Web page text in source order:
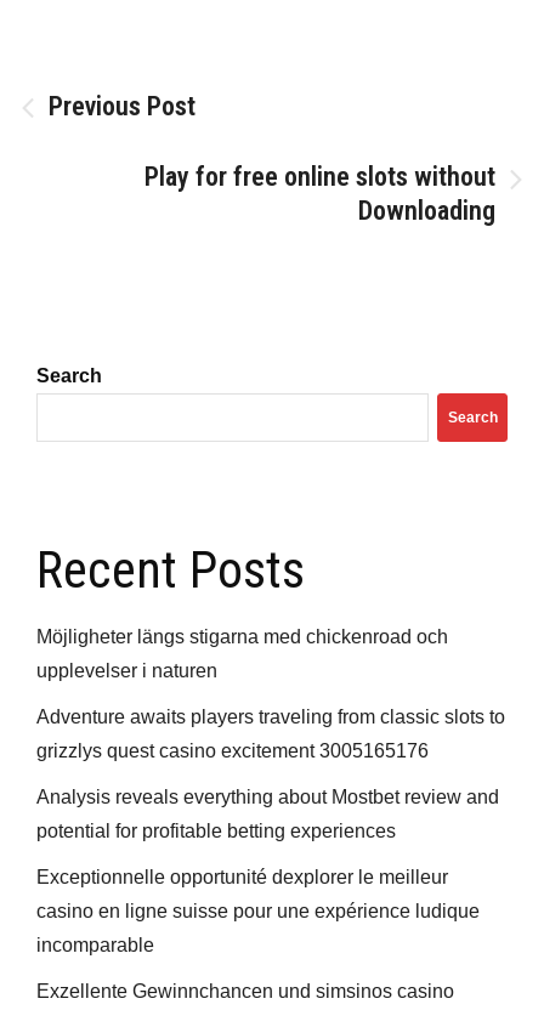
Post
navigation
Previous Post
Play for free online slots without
Downloading
Search
Search
Recent Posts
Möjligheter längs stigarna med chickenroad och
upplevelser i naturen
Adventure awaits players traveling from classic slots to
grizzlys quest casino excitement 3005165176
Analysis reveals everything about Mostbet review and
potential for profitable betting experiences
Exceptionnelle opportunité dexplorer le meilleur
casino en ligne suisse pour une expérience ludique
incomparable
Exzellente Gewinnchancen und simsinos casino